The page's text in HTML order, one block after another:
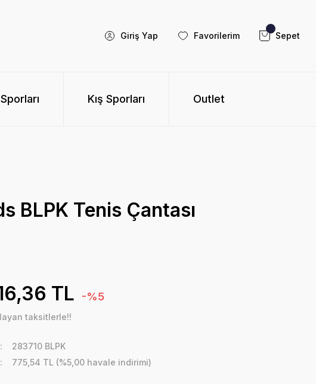
Giriş Yap Favorilerim Sepet
Kış Sporları Outlet
BLPK Tenis Çantası
TL -%5
taksitlerle!!
283710 BLPK
775,54 TL (%5,00 havale indirimi)